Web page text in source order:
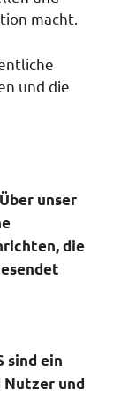
macht.
und die
unser
die
sind ein
und